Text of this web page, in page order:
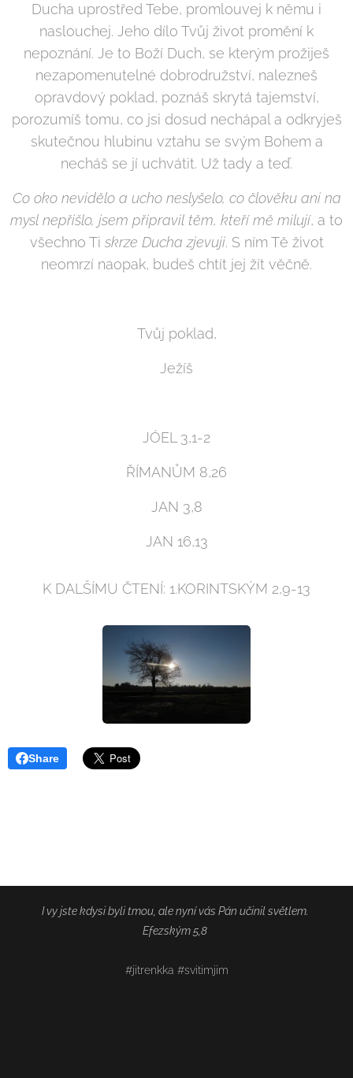
Ducha uprostřed Tebe, promlouvej k němu i
naslouchej. Jeho dílo Tvůj život promění k
nepoznání. Je to Boží Duch, se kterým prožiješ
nezapomenutelné dobrodružství, nalezneš
opravdový poklad, poznáš skrytá tajemství,
porozumíš tomu, co jsi dosud nechápal a odkryješ
skutečnou hlubinu vztahu se svým Bohem a
necháš se jí uchvátit. Už tady a teď.
Co oko nevidělo a ucho neslyšelo, co člověku ani na
mysl nepřišlo, jsem připravil těm, kteří mě milují, a to
všechno Ti skrze Ducha zjevuji. S ním Tě život
neomrzí naopak, budeš chtít jej žít věčně.
Tvůj poklad,
Ježíš
JÓEL 3,1-2
ŘÍMANŮM 8,26
JAN 3,8
JAN 16,13
K DALŠÍMU ČTENÍ: 1.KORINTSKÝM 2,9-13
Share
I vy jste kdysi byli tmou, ale nyní vás Pán učinil světlem.
Efezským 5,8
#jitrenkka #svitimjim